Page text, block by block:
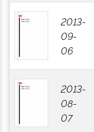
2013-
09-
06
2013-
08-
07